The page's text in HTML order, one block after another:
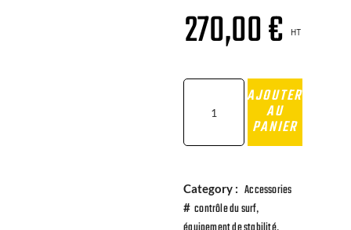
270,00€ HT
AJOUTER
AU
PANIER
Category : Accessories
# contrôle du surf,
,